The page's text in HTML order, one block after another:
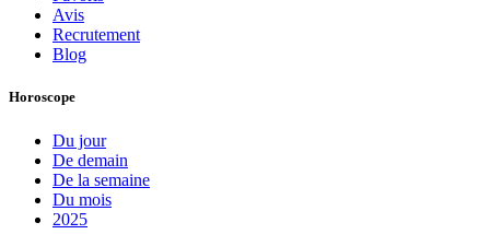
Avis
Recrutement
Blog
Horoscope
Du jour
De demain
De la semaine
Du mois
2025